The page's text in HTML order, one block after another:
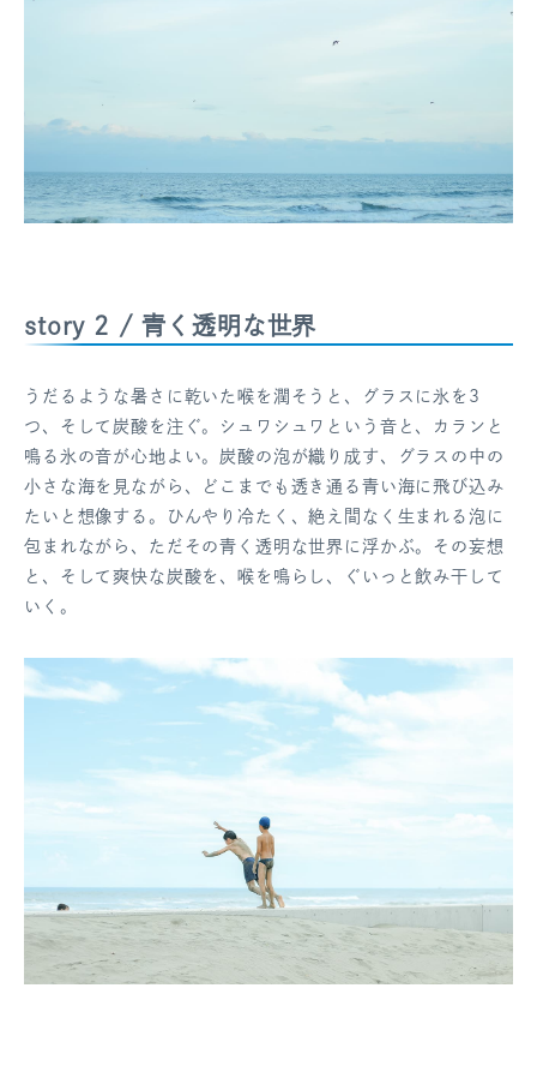
story 2 / 青く透明な世界
うだるような暑さに乾いた喉を潤そうと、グラスに氷を3
つ、そして炭酸を注ぐ。シュワシュワという音と、カランと
鳴る氷の音が心地よい。炭酸の泡が織り成す、グラスの中の
小さな海を見ながら、どこまでも透き通る青い海に飛び込み
たいと想像する。ひんやり冷たく、絶え間なく生まれる泡に
包まれながら、ただその青く透明な世界に浮かぶ。その妄想
と、そして爽快な炭酸を、喉を鳴らし、ぐいっと飲み干して
いく。